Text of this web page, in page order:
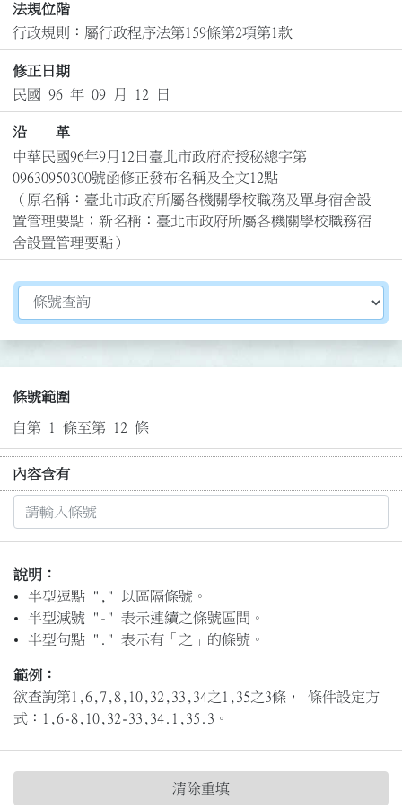
法規位階
行政規則：屬行政程序法第159條第2項第1款
修正日期
民國 96 年 09 月 12 日
沿 革
中華民國96年9月12日臺北市政府府授秘總字第
09630950300號函修正發布名稱及全文12點
（原名稱：臺北市政府所屬各機關學校職務及單身宿舍設
置管理要點；新名稱：臺北市政府所屬各機關學校職務宿
舍設置管理要點）
切換選擇法規資訊內容
條號範圍
自第 1 條至第 12 條
內容含有
說明：
半型逗點 "," 以區隔條號。
半型減號 "-" 表示連續之條號區間。
半型句點 "." 表示有「之」的條號。
範例：
欲查詢第1,6,7,8,10,32,33,34之1,35之3條， 條件設定方
式：1,6-8,10,32-33,34.1,35.3。
清除重填